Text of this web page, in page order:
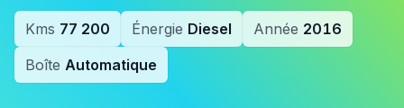
Kms 77 200 Énergie Diesel Année 2016
Boîte Automatique